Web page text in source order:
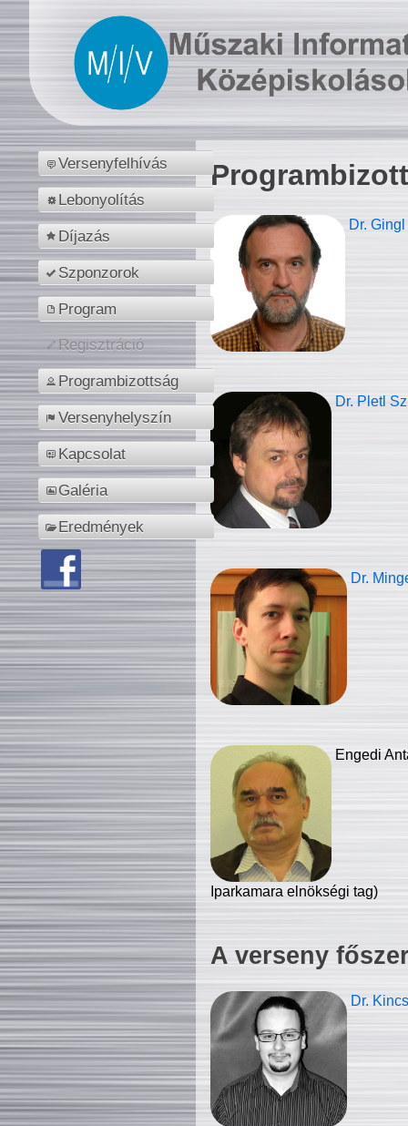
Versenyfelhívás
Lebonyolítás
Díjazás
Szponzorok
Program
Regisztráció
Programbizottság
Versenyhelyszín
Kapcsolat
Galéria
Eredmények
Dr.
Dr. Pletl
Dr.
Engedi
Iparkamara elnökségi tag)
A verseny
Dr.